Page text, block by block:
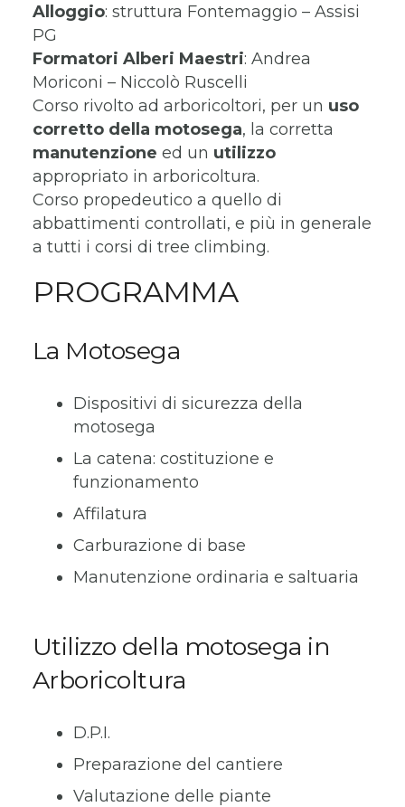
Alloggio: struttura Fontemaggio – Assisi
PG
Formatori Alberi Maestri: Andrea
Moriconi – Niccolò Ruscelli
Corso rivolto ad arboricoltori, per un uso
corretto della motosega, la corretta
manutenzione ed un utilizzo
appropriato in arboricoltura.
Corso propedeutico a quello di
abbattimenti controllati, e più in generale
a tutti i corsi di tree climbing.
PROGRAMMA
La Motosega
Dispositivi di sicurezza della
motosega
La catena: costituzione e
funzionamento
Affilatura
Carburazione di base
Manutenzione ordinaria e saltuaria
Utilizzo della motosega in
Arboricoltura
D.P.I.
Preparazione del cantiere
Valutazione delle piante